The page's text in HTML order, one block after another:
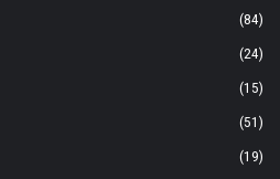
(84)
(24)
(15)
(51)
(19)